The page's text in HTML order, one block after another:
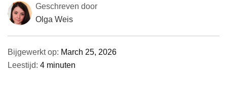
Geschreven door
Olga Weis
Bijgewerkt op: March 25, 2026
Leestijd: 4 minuten